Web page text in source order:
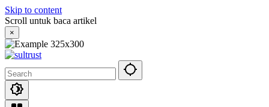
Skip to content
Scroll untuk baca artikel
×